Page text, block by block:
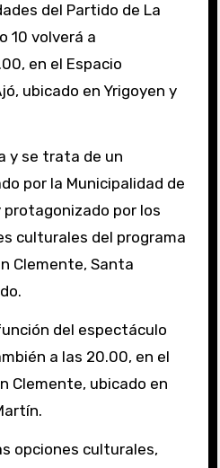
del Partido de La
10 volverá a
en el Espacio
ubicado en Yrigoyen y
y se trata de un
por la Municipalidad de
protagonizado por los
culturales del programa
Clemente, Santa
del espectáculo
a las 20.00, en el
Clemente, ubicado en
opciones culturales,